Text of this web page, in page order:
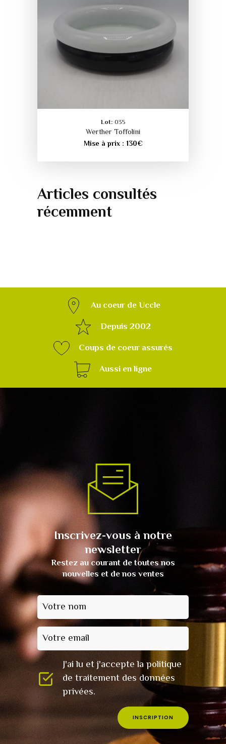
Lot: 035
Werther Toffolini
Mise à prix : 130€
Articles consultés
récemment
Au coeur de Uccle
Depuis 2002
Coups de coeur assurés
Aussi en ligne
Inscrivez-vous à notre
newsletter
Restez au courant de toutes nos
nouvelles et de nos ventes
Votre nom
Votre email
J'ai lu et j'accepte la politique
de traitement des données
privées.
INSCRIPTION